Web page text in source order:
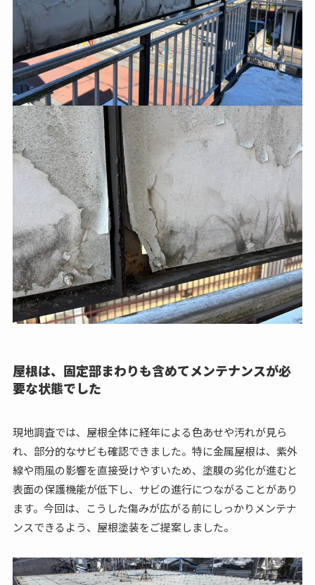
屋根は、固定部まわりも含めてメンテナンスが必
要な状態でした
現地調査では、屋根全体に経年による色あせや汚れが見ら
れ、部分的なサビも確認できました。特に金属屋根は、紫外
線や雨風の影響を直接受けやすいため、塗膜の劣化が進むと
表面の保護機能が低下し、サビの進行につながることがあり
ます。今回は、こうした傷みが広がる前にしっかりメンテナ
ンスできるよう、屋根塗装をご提案しました。